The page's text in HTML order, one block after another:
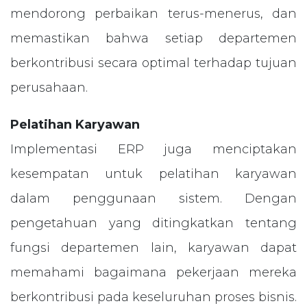
mendorong perbaikan terus-menerus, dan
memastikan bahwa setiap departemen
berkontribusi secara optimal terhadap tujuan
perusahaan.
Pelatihan Karyawan
Implementasi ERP juga menciptakan
kesempatan untuk pelatihan karyawan
dalam penggunaan sistem. Dengan
pengetahuan yang ditingkatkan tentang
fungsi departemen lain, karyawan dapat
memahami bagaimana pekerjaan mereka
berkontribusi pada keseluruhan proses bisnis.